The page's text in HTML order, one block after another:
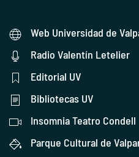
Web Universidad de
Radio Valentín Letelier
Editorial UV
Bibliotecas UV
Insomnia Teatro Condell
Parque Cultural de